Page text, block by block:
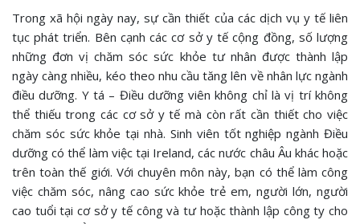
Trong xã hội ngày nay, sự cần thiết của các dịch vụ y tế liên
tục phát triển. Bên cạnh các cơ sở y tế cộng đồng, số lượng
những đơn vị chăm sóc sức khỏe tư nhân được thành lập
ngày càng nhiều, kéo theo nhu cầu tăng lên về nhân lực ngành
điều dưỡng. Y tá – Điều dưỡng viên không chỉ là vị trí không
thể thiếu trong các cơ sở y tế mà còn rất cần thiết cho việc
chăm sóc sức khỏe tại nhà. Sinh viên tốt nghiệp ngành Điều
dưỡng có thể làm việc tại Ireland, các nước châu Âu khác hoặc
trên toàn thế giới. Với chuyên môn này, bạn có thể làm công
việc chăm sóc, nâng cao sức khỏe trẻ em, người lớn, người
cao tuổi tại cơ sở y tế công và tư hoặc thành lập công ty cho